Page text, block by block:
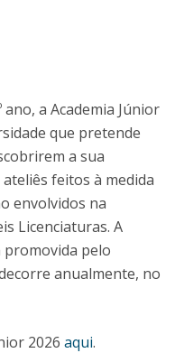
ano, a Academia Júnior
que pretende
a sua
feitos à medida
envolvidos na
Licenciaturas. A
promovida pelo
anualmente, no
2026 aqui.